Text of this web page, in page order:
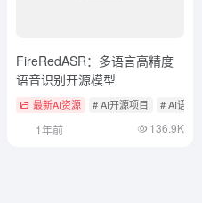
# AI图像转视频 # AI在线生成图像
FireRedASR：多语言高精度
语音识别开源模型
最新AI资源 # AI开源项目 # AI语音
1年前 136.9K